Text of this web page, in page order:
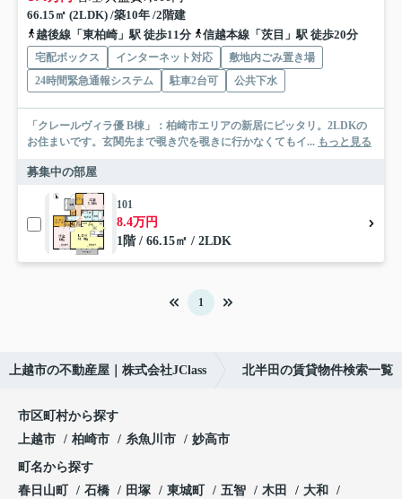
66.15㎡ (2LDK) /築10年 /2階建
越後線「東柏崎」駅 徒歩11分
信越本線「茨目」駅 徒歩20分
宅配ボックス インターネット対応
敷地内ごみ置き場
24時間緊急通報システム
駐車2台可 公共下水
「クレールヴィラ優 B棟」：柏崎市エリアの新居にピッタリ。2LDKの
お住まいです。玄関先まで覗き穴を覗きに行かなくてもイ... もっと見る
募集中の部屋
101
8.4万円
1階 / 66.15㎡ / 2LDK
1
上越市の不動産屋｜株式会社JClass 北半田の賃貸物件検索一覧
市区町村から探す
上越市
柏崎市 糸魚川市 妙高市
町名から探す
春日山町
石橋 田塚 東城町 五智 木田
大和